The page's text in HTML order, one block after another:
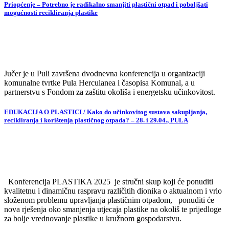
Priopćenje – Potrebno je radikalno smanjiti plastični otpad i poboljšati
mogućnosti recikliranja plastike
Jučer je u Puli završena dvodnevna konferencija u organizaciji
komunalne tvrtke Pula Herculanea i časopisa Komunal, a u
partnerstvu s Fondom za zaštitu okoliša i energetsku učinkovitost.
EDUKACIJA O PLASTICI / Kako do učinkovitog sustava sakupljanja,
recikliranja i korištenja plastičnog otpada? – 28. i 29.04., PULA
Konferencija PLASTIKA 2025 je stručni skup koji će ponuditi
kvalitetnu i dinamičnu raspravu različitih dionika o aktualnom i vrlo
složenom problemu upravljanja plastičnim otpadom, ponuditi će
nova rješenja oko smanjenja utjecaja plastike na okoliš te prijedloge
za bolje vrednovanje plastike u kružnom gospodarstvu.